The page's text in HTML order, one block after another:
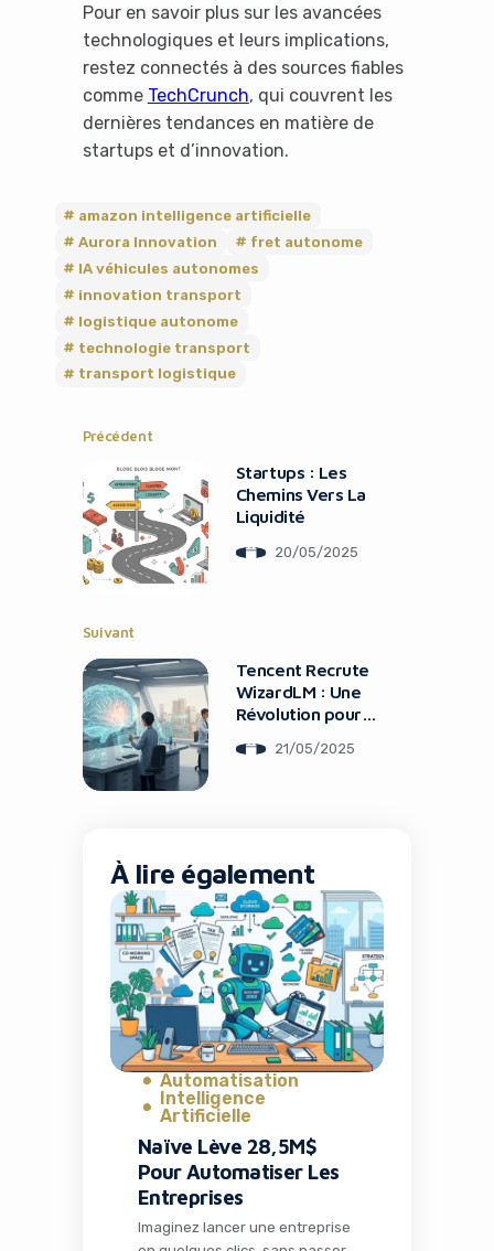
Pour en savoir plus sur les avancées
technologiques et leurs implications,
restez connectés à des sources fiables
comme TechCrunch, qui couvrent les
dernières tendances en matière de
startups et d’innovation.
amazon intelligence artificielle
Aurora Innovation
fret autonome
IA véhicules autonomes
innovation transport
logistique autonome
technologie transport
transport logistique
Précédent
Startups : Les
Chemins Vers La
Liquidité
20/05/2025
Suivant
Tencent Recrute
WizardLM : Une
Révolution pour
21/05/2025
À lire également
Automatisation
Intelligence
Artificielle
Naïve Lève 28,5M$
Pour Automatiser Les
Entreprises
Imaginez lancer une entreprise